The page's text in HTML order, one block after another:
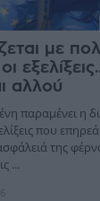
με
εξελίξεις...
αλλού
παραμένει η
που
της
...